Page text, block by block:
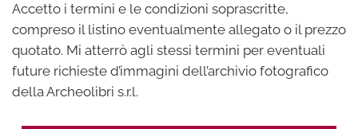
Accetto i termini e le condizioni soprascritte,
compreso il listino eventualmente allegato o il prezzo
quotato. Mi atterrò agli stessi termini per eventuali
future richieste d’immagini dell’archivio fotografico
della Archeolibri s.r.l.